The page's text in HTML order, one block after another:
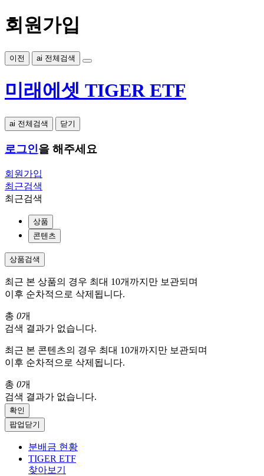
회원가입
이전 ai 전체검색
미래에셋 TIGER ETF
ai 전체검색 닫기
로그인을 해주세요
회원가입
최근검색
최근검색
상품
콘텐츠
상품검색
최근 본 상품의 경우 최대 10개까지만 보관되며
이후 순차적으로 삭제됩니다.
총 0개
검색 결과가 없습니다.
최근 본 콘텐츠의 경우 최대 10개까지만 보관되며
이후 순차적으로 삭제됩니다.
총 0개
검색 결과가 없습니다.
확인
팝업닫기
분배금 현황
TIGER ETF
찾아보기